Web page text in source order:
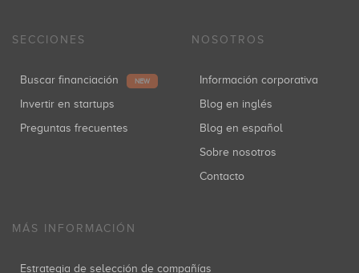
SECCIONES
Buscar financiación NEW
Invertir en startups
Preguntas frecuentes
NOSOTROS
Información corporativa
Blog en inglés
Blog en español
Sobre nosotros
Contacto
MÁS INFORMACIÓN
Estrategia de selección de compañías